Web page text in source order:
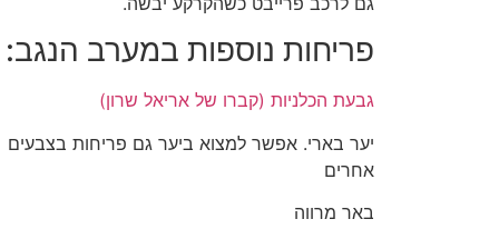
פריחות נוספות במערב הנגב:
גבעת הכלניות (קברו של אריאל שרון)
יער בארי. אפשר למצוא ביער גם פריחות בצבעים
אחרים
באר מרווה